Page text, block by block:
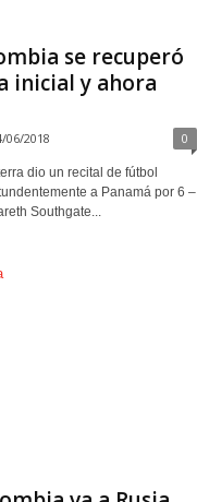
se recuperó
inicial y ahora
06/2018 0
dio un recital de fútbol
a Panamá por 6 –
Southgate...